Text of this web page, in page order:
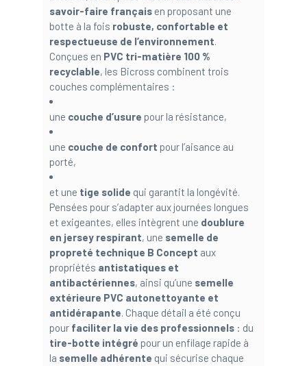
savoir-faire françaisen proposant une
botte à la fois robuste, confortable et
respectueuse de l’environnement.
Conçues en PVC tri-matière 100 %
recyclable, les Bicross combinent trois
couches complémentaires :
une couche d’usure pour la résistance,
une couche de confort pour l’aisance au
porté,
et une tige solide qui garantit la longévité.
Pensées pour s’adapter aux journées longues
et exigeantes, elles intègrent une doublure
en jersey respirant, une semelle de
propreté technique B Concept aux
propriétés antistatiques et
antibactériennes, ainsi qu’une semelle
extérieure PVC autonettoyante et
antidérapante. Chaque détail a été conçu
pour faciliter la vie des professionnels: du
tire-botte intégré pour un enfilage rapide à
la semelle adhérente qui sécurise chaque